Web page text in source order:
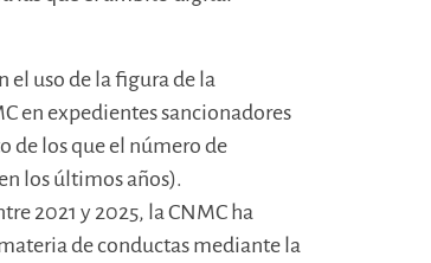
el uso de la figura de la
en expedientes sancionadores
de los que el número de
los últimos años).
2021 y 2025, la CNMC ha
de conductas mediante la